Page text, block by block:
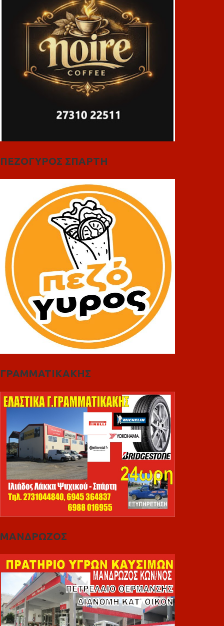
ΠΕΖΟΓΥΡΟΣ ΣΠΑΡΤΗ
ΓΡΑΜΜΑΤΙΚΑΚΗΣ
ΜΑΝΔΡΩΖΟΣ